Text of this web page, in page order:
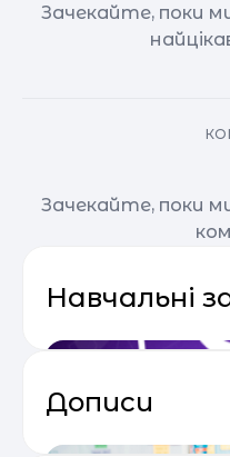
Зачекайте, поки
Зачекайте, поки
Навчальні
Дописи